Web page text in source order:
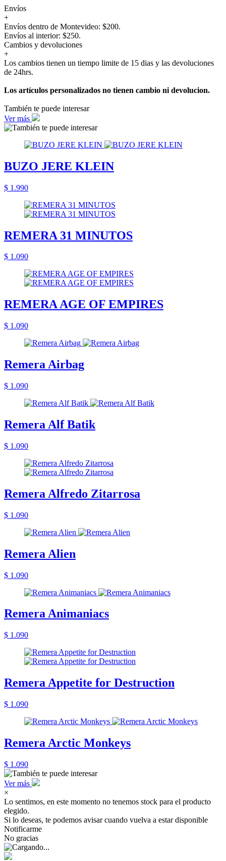
Envíos
+
Envíos dentro de Montevideo: $200.
Envíos al interior: $250.
Cambios y devoluciones
+
Los cambios tienen un tiempo limite de 15 dias y las devoluciones
de 24hrs.
Los artículos personalizados no tienen cambio ni devolucion.
También te puede interesar
Ver más
BUZO JERE KLEIN
$ 1.990
REMERA 31 MINUTOS
$ 1.090
REMERA AGE OF EMPIRES
$ 1.090
Remera Airbag
$ 1.090
Remera Alf Batik
$ 1.090
Remera Alfredo Zitarrosa
$ 1.090
Remera Alien
$ 1.090
Remera Animaniacs
$ 1.090
Remera Appetite for Destruction
$ 1.090
Remera Arctic Monkeys
$ 1.090
Ver más
×
Lo sentimos, en este momento no tenemos stock para el producto
elegido.
Si lo deseas, te podemos avisar cuando vuelva a estar disponible
Notificarme
No gracias